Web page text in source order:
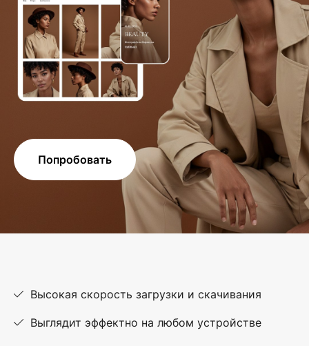
Попробовать
Высокая скорость загрузки и скачивания
Выглядит эффектно на любом устройстве